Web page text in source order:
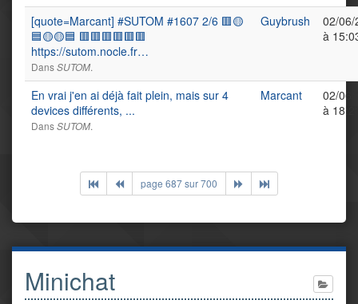
[quote=Marcant] #SUTOM #1607 2/6 🟥🟡
🟦🟡🟡🟦 🟥🟥🟥🟥🟥🟥
https://sutom.nocle.fr…
DansSUTOM.
Guybrush
02/06/
à
En vrai j'en ai déjà fait plein, mais sur 4
devices différents, ...
DansSUTOM.
Marcant
02/06/
à
page 687 sur 700
Minichat